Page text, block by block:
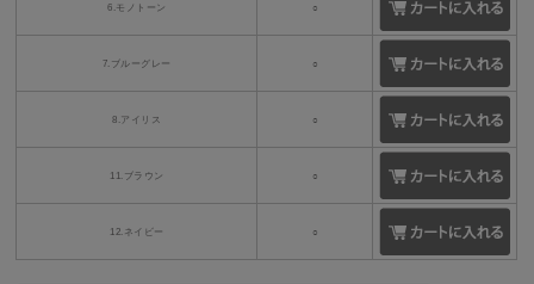
6.モノトーン ○
7.ブルーグレー ○
8.アイリス ○
11.ブラウン ○
12.ネイビー ○